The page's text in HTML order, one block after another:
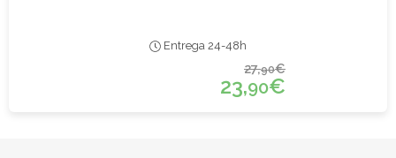
Entrega 24-48h
27,90€
23,90€